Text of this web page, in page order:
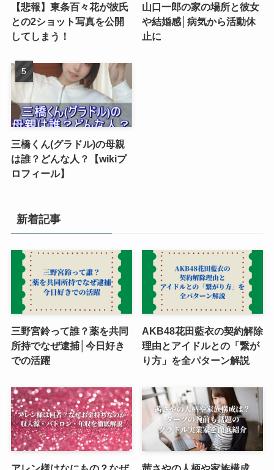
【悲報】東条百々花が彼氏
との2ショット写真を公開
してしまう！
山口一郎の家の場所と彼女
や結婚感│病気から活動休
止に
三橋くん(グラドル)の母親
は誰？どんな人？【wikiプ
ロフィール】
新着記事
三野宮鈴って誰？薬を共同
所持でなぜ逮捕│今日好き
での活躍
AKB48花田藍衣の契約解除
理由とアイドルとの「繋が
り方」を全パターン解説